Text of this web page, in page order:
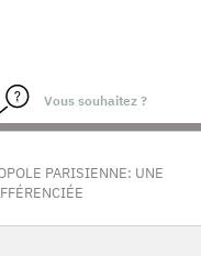
PARISIENNE: UNE